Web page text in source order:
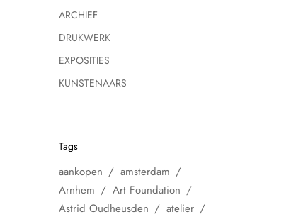
ARCHIEF
DRUKWERK
EXPOSITIES
KUNSTENAARS
Tags
aankopen
amsterdam
Arnhem
Art Foundation
Astrid Oudheusden
atelier